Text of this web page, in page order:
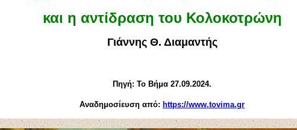
και η αντίδραση του Κολοκοτρώνη
Γιάννης Θ. Διαμαντής
Πηγή: Το Βήμα 27.09.2024.
Αναδημοσίευση από: https://www.tovima.gr